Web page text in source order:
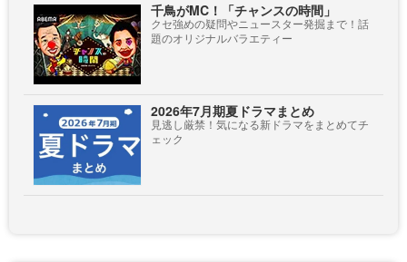
千鳥がMC！「チャンスの時間」
クセ強めの疑問やニュースター発掘まで！話
題のオリジナルバラエティー
2026年7月期夏ドラマまとめ
見逃し厳禁！気になる新ドラマをまとめてチ
ェック